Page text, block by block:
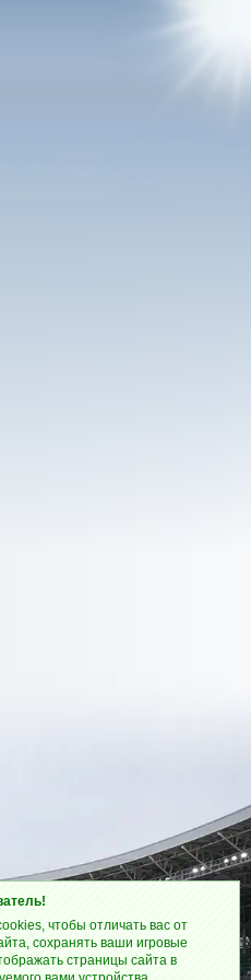
чтобы отличать вас от
сохранять ваши игровые
страницы сайта в